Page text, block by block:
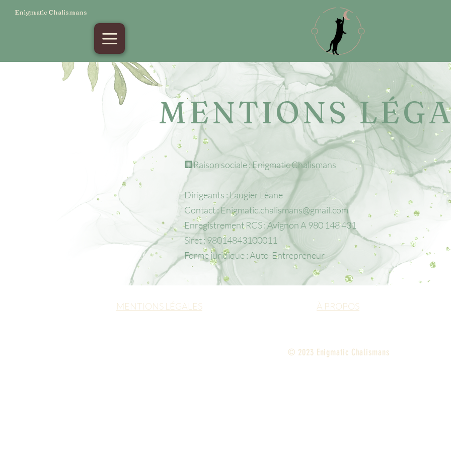
Enigmatic Chalismans
MENTIONS
🏢Raison sociale : Enigmatic Chalismans
Dirigeants : Laugier Léane
Contact : Enigmatic.chalismans@gmail.com
Enregistrement RCS : Avignon A 980 148 431
Siret : 98014843100011
Forme juridique : Auto-Entrepreneur
MENTIONS LÉGALES À PROPOS
© 2023 Enigmatic Chalismans